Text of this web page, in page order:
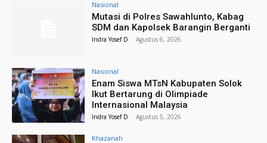
Nasional
Mutasi di Polres Sawahlunto, Kabag
SDM dan Kapolsek Barangin Berganti
Indra Yosef D - Agustus 6, 2026
Nasional
Enam Siswa MTsN Kabupaten Solok
Ikut Bertarung di Olimpiade
Internasional Malaysia
Indra Yosef D - Agustus 5, 2026
Khazanah